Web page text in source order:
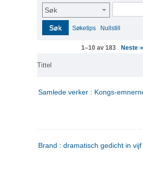
Søk
Søk Søketips Nullstill
1–10 av 183 Neste
Tittel
Samlede verker : Kongs-
Brand : dramatisch gedicht in